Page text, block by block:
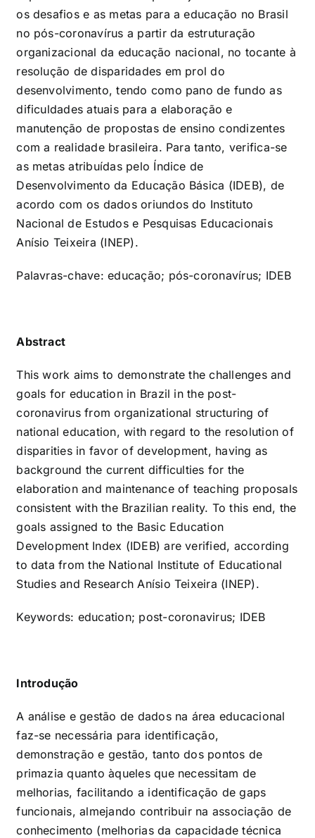
os desafios e as metas para a educação no Brasil
no pós-coronavírus a partir da estruturação
organizacional da educação nacional, no tocante à
resolução de disparidades em prol do
desenvolvimento, tendo como pano de fundo as
dificuldades atuais para a elaboração e
manutenção de propostas de ensino condizentes
com a realidade brasileira. Para tanto, verifica-se
as metas atribuídas pelo Índice de
Desenvolvimento da Educação Básica (IDEB), de
acordo com os dados oriundos do Instituto
Nacional de Estudos e Pesquisas Educacionais
Anísio Teixeira (INEP).
Palavras-chave: educação; pós-coronavírus; IDEB
Abstract
This work aims to demonstrate the challenges and
goals for education in Brazil in the post-
coronavirus from organizational structuring of
national education, with regard to the resolution of
disparities in favor of development, having as
background the current difficulties for the
elaboration and maintenance of teaching proposals
consistent with the Brazilian reality. To this end, the
goals assigned to the Basic Education
Development Index (IDEB) are verified, according
to data from the National Institute of Educational
Studies and Research Anísio Teixeira (INEP).
Keywords: education; post-coronavirus; IDEB
Introdução
A análise e gestão de dados na área educacional
faz-se necessária para identificação,
demonstração e gestão, tanto dos pontos de
primazia quanto àqueles que necessitam de
melhorias, facilitando a identificação de gaps
funcionais, almejando contribuir na associação de
conhecimento (melhorias da capacidade técnica